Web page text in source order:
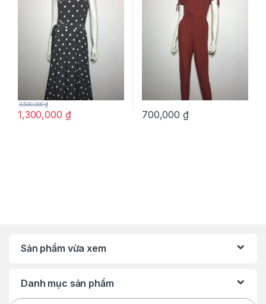
1,300,000 ₫
3,500,000₫
700,000 ₫
Sản phẩm vừa xem
Danh mục sản phẩm